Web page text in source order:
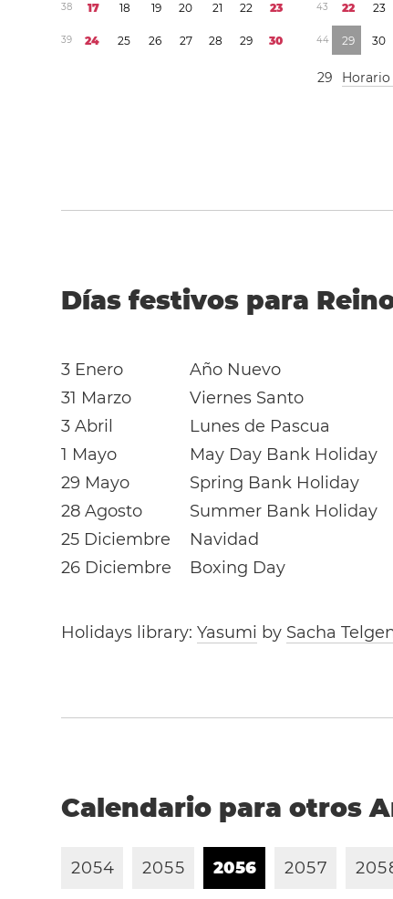
38 17 18 19 20 21 22 23
39 24 25 26 27 28 29 30
43 22 23
44 29 30
29 Horario
Días festivos para
3 Enero
Año Nuevo
31 Marzo
Viernes Santo
3 Abril
Lunes de Pascua
1 Mayo
May Day Bank Holiday
29 Mayo
Spring Bank Holiday
28 Agosto
Summer Bank Holiday
25 Diciembre
Navidad
26 Diciembre
Boxing Day
Holidays library:Yasumi by Sacha
Calendario para otros
2054 2055 2056 2057 205